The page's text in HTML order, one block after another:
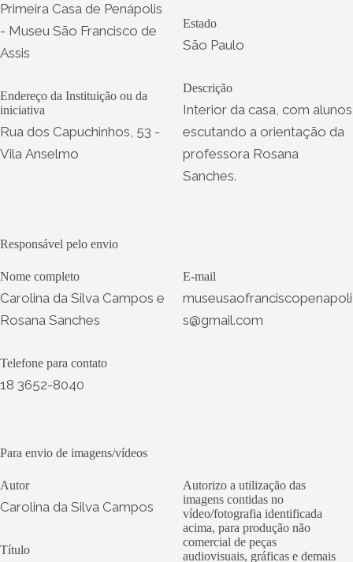
Primeira Casa de Penápolis
- Museu São Francisco de
Assis
Endereço da Instituição ou da
iniciativa
Rua dos Capuchinhos, 53 -
Vila Anselmo
Estado
São Paulo
Descrição
Interior da casa, com alunos
escutando a orientação da
professora Rosana
Sanches.
Responsável pelo envio
Nome completo
Carolina da Silva Campos e
Rosana Sanches
Telefone para contato
18 3652-8040
E-mail
museusaofranciscopenapoli
s@gmail.com
Para envio de imagens/vídeos
Autor
Carolina da Silva Campos
Título
Autorizo a utilização das
imagens contidas no
vídeo/fotografia identificada
acima, para produção não
comercial de peças
audiovisuais, gráficas e demais